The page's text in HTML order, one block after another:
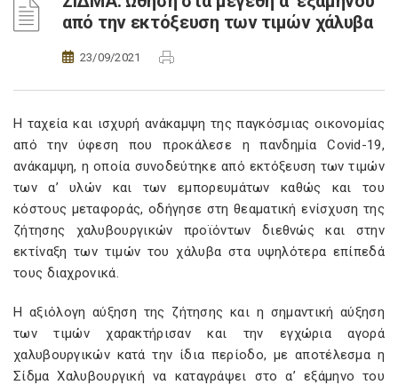
από την εκτόξευση των τιμών χάλυβα
23/09/2021
Η ταχεία και ισχυρή ανάκαμψη της παγκόσμιας οικονομίας
από την ύφεση που προκάλεσε η πανδημία Covid-19,
ανάκαμψη, η οποία συνοδεύτηκε από εκτόξευση των τιμών
των α’ υλών και των εμπορευμάτων καθώς και του
κόστους μεταφοράς, οδήγησε στη θεαματική ενίσχυση της
ζήτησης χαλυβουργικών προϊόντων διεθνώς και στην
εκτίναξη των τιμών του χάλυβα στα υψηλότερα επίπεδά
τους διαχρονικά.
Η αξιόλογη αύξηση της ζήτησης και η σημαντική αύξηση
των τιμών χαρακτήρισαν και την εγχώρια αγορά
χαλυβουργικών κατά την ίδια περίοδο, με αποτέλεσμα η
Σίδμα Χαλυβουργική να καταγράψει στο α’ εξάμηνο του